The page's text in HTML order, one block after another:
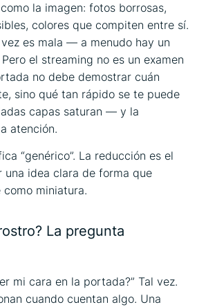
la imagen: fotos borrosas,
colores que compiten entre sí.
es mala — a menudo hay un
el streaming no es un examen
no debe demostrar cuán
sino qué tan rápido se te puede
capas saturan — y la
atención.
“genérico”. La reducción es el
una idea clara de forma que
miniatura.
La pregunta
mi cara en la portada?” Tal vez.
cuando cuentan algo. Una